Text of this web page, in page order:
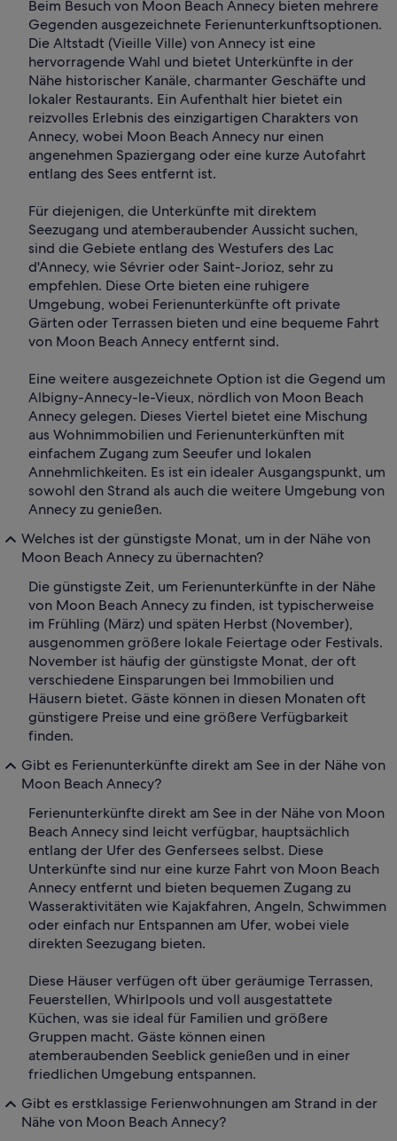
Beim Besuch von Moon Beach Annecy bieten mehrere
Gegenden ausgezeichnete Ferienunterkunftsoptionen.
Die Altstadt (Vieille Ville) von Annecy ist eine
hervorragende Wahl und bietet Unterkünfte in der
Nähe historischer Kanäle, charmanter Geschäfte und
lokaler Restaurants. Ein Aufenthalt hier bietet ein
reizvolles Erlebnis des einzigartigen Charakters von
Annecy, wobei Moon Beach Annecy nur einen
angenehmen Spaziergang oder eine kurze Autofahrt
entlang des Sees entfernt ist.
Für diejenigen, die Unterkünfte mit direktem
Seezugang und atemberaubender Aussicht suchen,
sind die Gebiete entlang des Westufers des Lac
d'Annecy, wie Sévrier oder Saint-Jorioz, sehr zu
empfehlen. Diese Orte bieten eine ruhigere
Umgebung, wobei Ferienunterkünfte oft private
Gärten oder Terrassen bieten und eine bequeme Fahrt
von Moon Beach Annecy entfernt sind.
Eine weitere ausgezeichnete Option ist die Gegend um
Albigny-Annecy-le-Vieux, nördlich von Moon Beach
Annecy gelegen. Dieses Viertel bietet eine Mischung
aus Wohnimmobilien und Ferienunterkünften mit
einfachem Zugang zum Seeufer und lokalen
Annehmlichkeiten. Es ist ein idealer Ausgangspunkt, um
sowohl den Strand als auch die weitere Umgebung von
Annecy zu genießen.
Welches ist der günstigste Monat, um in der Nähe von
Moon Beach Annecy zu übernachten?
Die günstigste Zeit, um Ferienunterkünfte in der Nähe
von Moon Beach Annecy zu finden, ist typischerweise
im Frühling (März) und späten Herbst (November),
ausgenommen größere lokale Feiertage oder Festivals.
November ist häufig der günstigste Monat, der oft
verschiedene Einsparungen bei Immobilien und
Häusern bietet. Gäste können in diesen Monaten oft
günstigere Preise und eine größere Verfügbarkeit
finden.
Gibt es Ferienunterkünfte direkt am See in der Nähe von
Moon Beach Annecy?
Ferienunterkünfte direkt am See in der Nähe von Moon
Beach Annecy sind leicht verfügbar, hauptsächlich
entlang der Ufer des Genfersees selbst. Diese
Unterkünfte sind nur eine kurze Fahrt von Moon Beach
Annecy entfernt und bieten bequemen Zugang zu
Wasseraktivitäten wie Kajakfahren, Angeln, Schwimmen
oder einfach nur Entspannen am Ufer, wobei viele
direkten Seezugang bieten.
Diese Häuser verfügen oft über geräumige Terrassen,
Feuerstellen, Whirlpools und voll ausgestattete
Küchen, was sie ideal für Familien und größere
Gruppen macht. Gäste können einen
atemberaubenden Seeblick genießen und in einer
friedlichen Umgebung entspannen.
Gibt es erstklassige Ferienwohnungen am Strand in der
Nähe von Moon Beach Annecy?